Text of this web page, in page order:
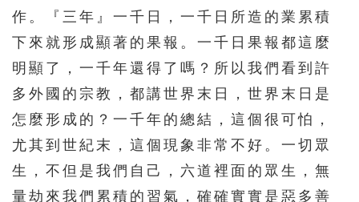
作。『三年』一千日，一千日所造的業累積
下來就形成顯著的果報。一千日果報都這麼
明顯了，一千年還得了嗎？所以我們看到許
多外國的宗教，都講世界末日，世界末日是
怎麼形成的？一千年的總結，這個很可怕，
尤其到世紀末，這個現象非常不好。一切眾
生，不但是我們自己，六道裡面的眾生，無
量劫來我們累積的習氣，確確實實是惡多善